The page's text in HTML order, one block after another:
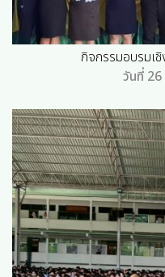
กิจกรรมอบรมเ
วันที่